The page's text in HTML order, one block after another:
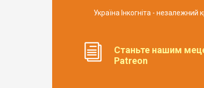
Україна Інкогніта -
Станьте нашим
Patreon